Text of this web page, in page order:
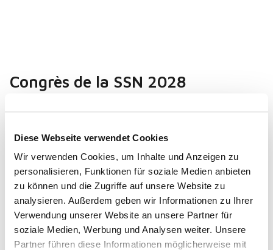
Diese Webseite verwendet Cookies
Wir verwenden Cookies, um Inhalte und Anzeigen zu
personalisieren, Funktionen für soziale Medien anbieten
zu können und die Zugriffe auf unsere Website zu
analysieren. Außerdem geben wir Informationen zu Ihrer
Verwendung unserer Website an unsere Partner für
soziale Medien, Werbung und Analysen weiter. Unsere
Partner führen diese Informationen möglicherweise mit
Congrès de la SSN 2028
ARTICLE PRÉCÉDENT ARTICLE SUIVANT